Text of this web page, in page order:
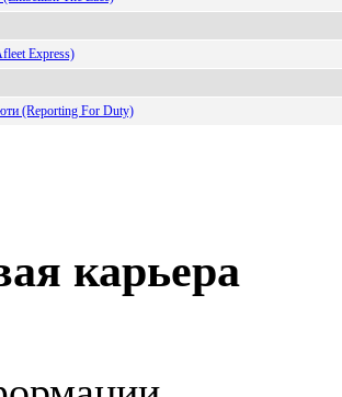
Express)
(Reporting For Duty)
карьера